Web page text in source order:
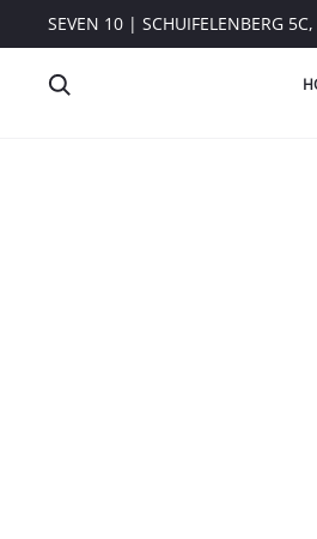
SEVEN 10 | SCHUIFELENBERG